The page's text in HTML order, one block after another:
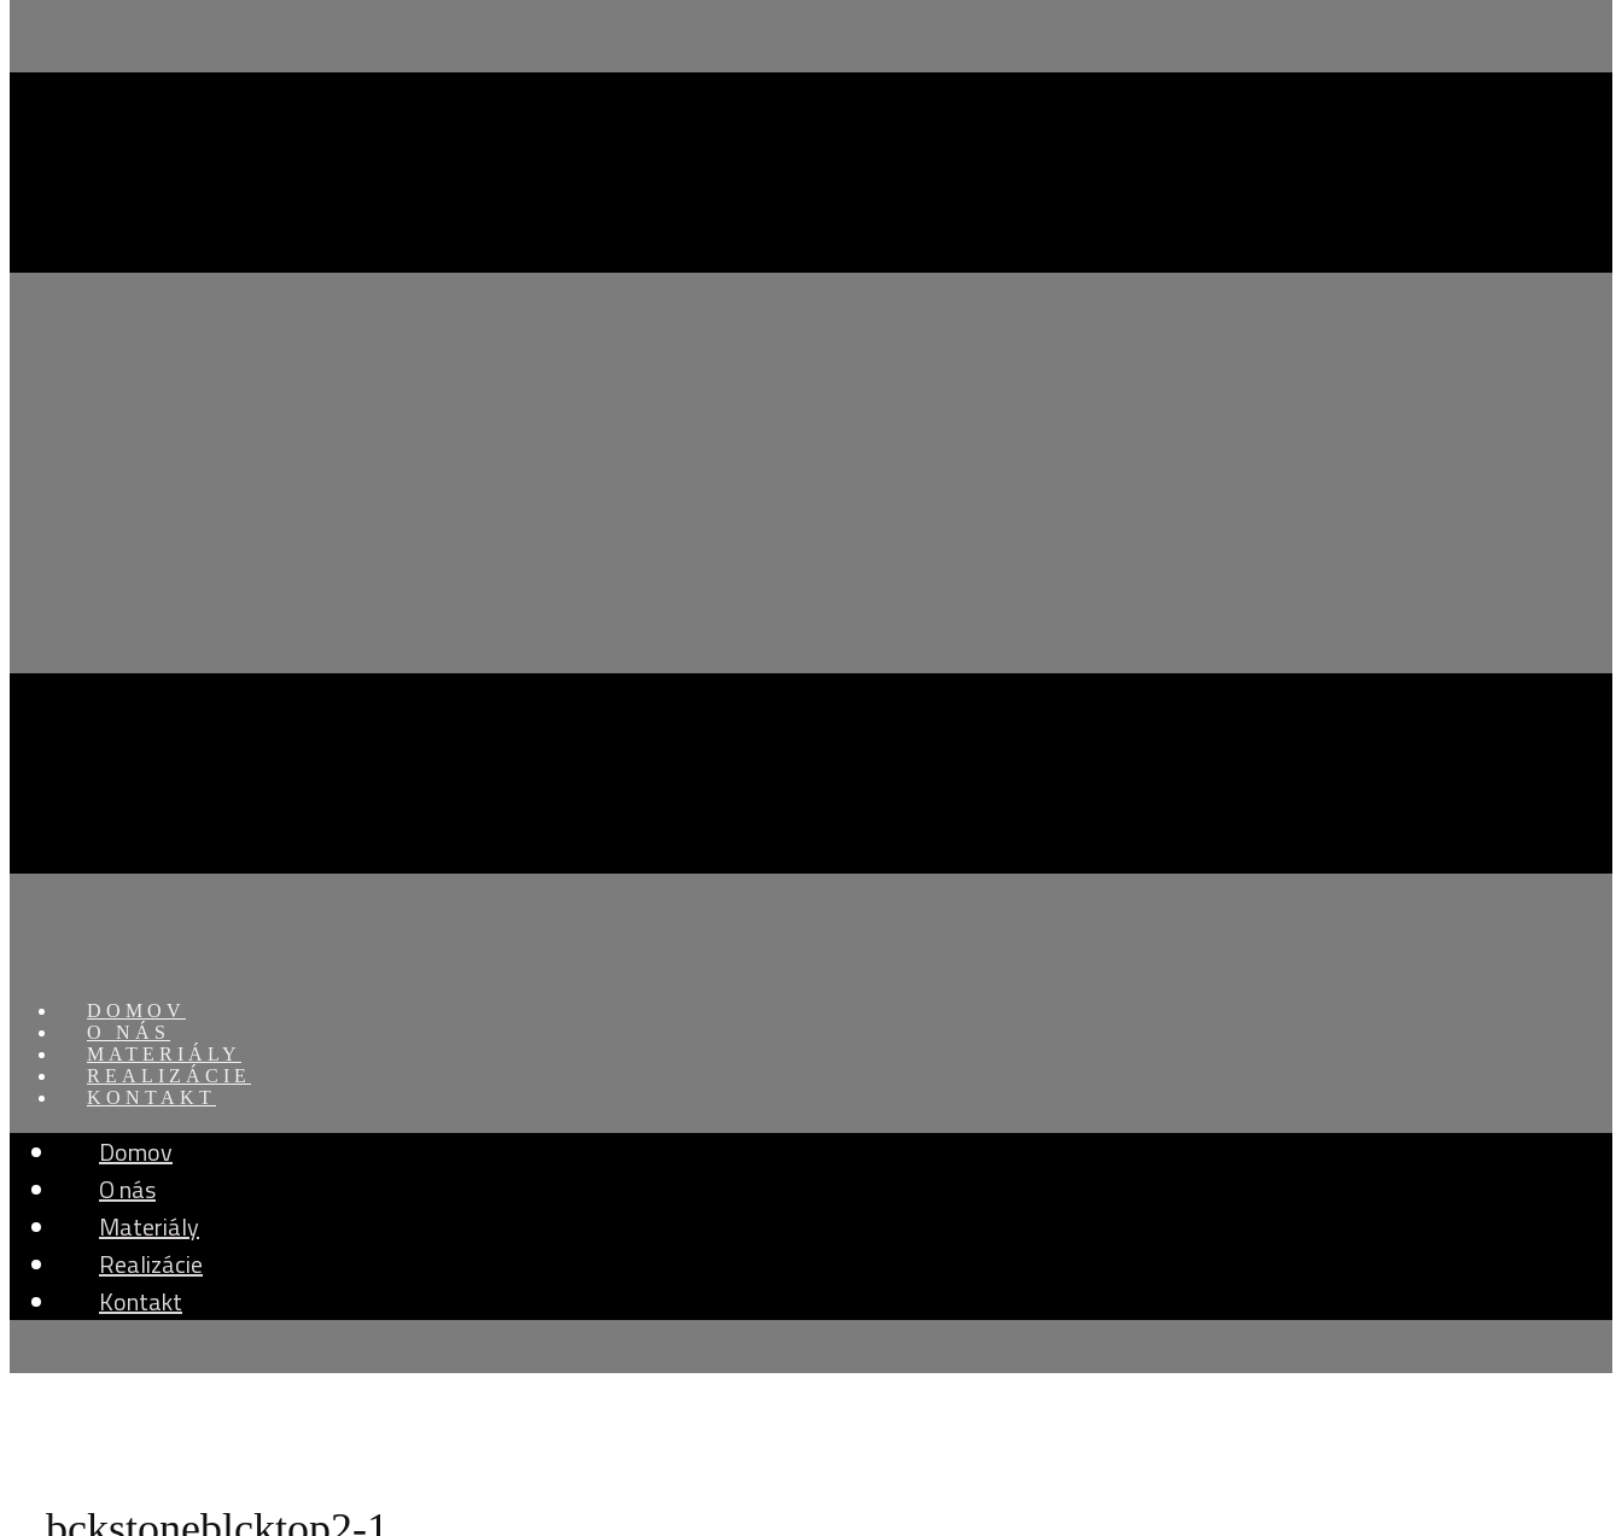
DOMOV
O NÁS
MATERIÁLY
REALIZÁCIE
KONTAKT
Domov
O nás
Materiály
Realizácie
Kontakt